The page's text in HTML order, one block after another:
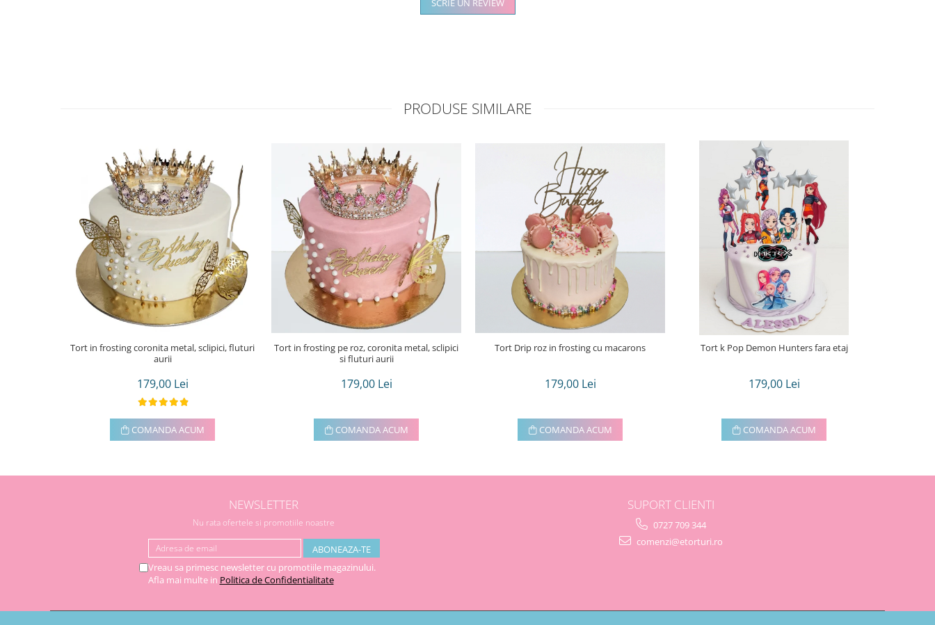
SCRIE UN REVIEW
PRODUSE SIMILARE
Tort in frosting coronita metal, sclipici, fluturi
aurii
179,00 Lei
COMANDA ACUM
Tort in frosting pe roz, coronita metal, sclipici
si fluturi aurii
179,00 Lei
COMANDA ACUM
Tort Drip roz in frosting cu macarons
179,00 Lei
COMANDA ACUM
Tort k Pop Demon Hunters fara etaj
179,00 Lei
COMANDA ACUM
NEWSLETTER
Nu rata ofertele si promotiile noastre
Vreau sa primesc newsletter cu promotiile magazinului.
Afla mai multe in Politica de Confidentialitate
SUPORT CLIENTI
0727 709 344
comenzi@etorturi.ro